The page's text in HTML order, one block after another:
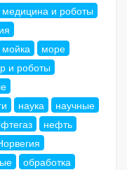
медицина и роботы
мойка
море
и роботы
наука
научные
нефть
обработка